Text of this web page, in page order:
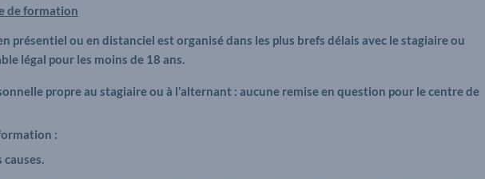
de formation
présentiel ou en distanciel est organisé dans les plus brefs délais avec le stagiaire ou
légal pour les moins de 18 ans.
propre au stagiaire ou à l’alternant : aucune remise en question pour le centre de
: